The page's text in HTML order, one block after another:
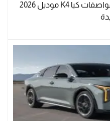
ثورة في فئة السيدان: سعر ومواصفات كيا K4 موديل 2026